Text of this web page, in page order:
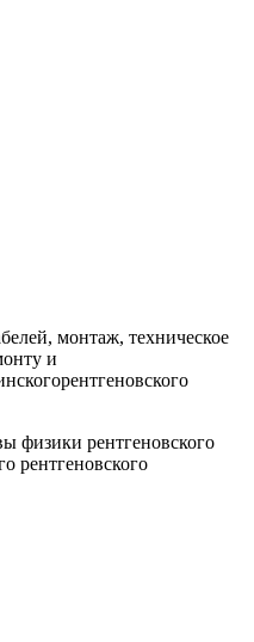
монтаж, техническое
и
физики рентгеновского
рентгеновского